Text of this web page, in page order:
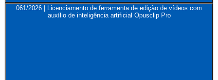
061/2026 | Licenciamento de ferramenta de edição de vídeos com
auxílio de inteligência artificial Opusclip Pro